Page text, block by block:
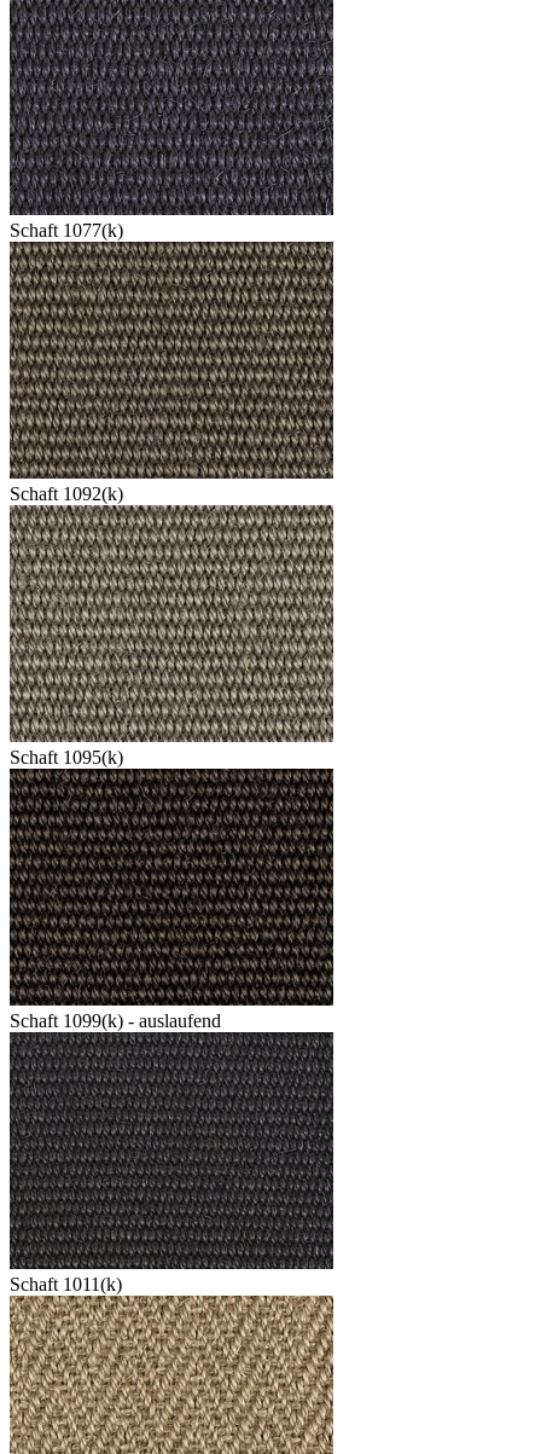
Schaft 1077(k)
Schaft 1092(k)
Schaft 1095(k)
Schaft 1099(k) - auslaufend
Schaft 1011(k)